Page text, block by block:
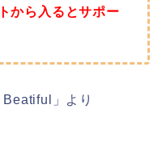
から入るとサポー
」より